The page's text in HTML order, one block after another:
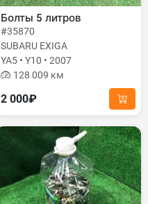
Болты 5 литров
#35870
SUBARU EXIGA
YA5 • Y10 • 2007
128 009 км
2 000₽